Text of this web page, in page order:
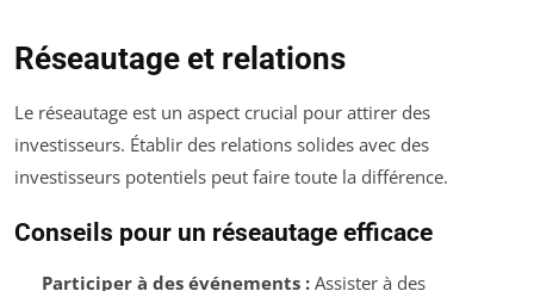
Réseautage et relations
Le réseautage est un aspect crucial pour attirer des
investisseurs. Établir des relations solides avec des
investisseurs potentiels peut faire toute la différence.
Conseils pour un réseautage efficace
Participer à des événements :Assister à des